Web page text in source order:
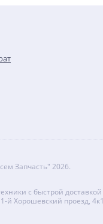
Запчасть" 2026.
с быстрой доставкой
й Хорошевский проезд, 4к1